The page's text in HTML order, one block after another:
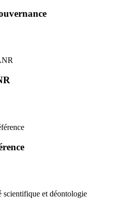
scientifique et déontologie